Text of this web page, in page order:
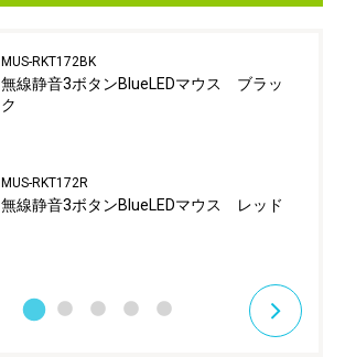
MUS-RKT172BK
無線静音3ボタンBlueLEDマウス ブラッ
ク
MUS-RKT172R
無線静音3ボタンBlueLEDマウス レッド